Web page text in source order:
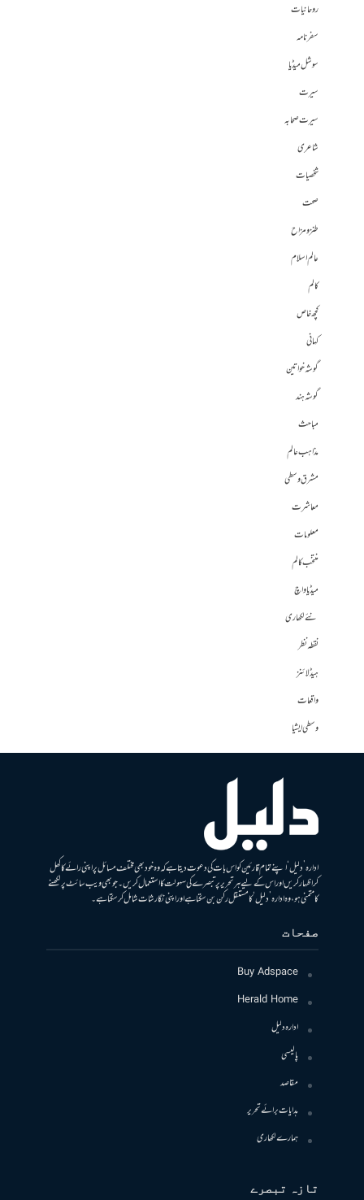
روحانیات
سفرنامہ
سوشل میڈیا
سیرت
سیرت صحابہ
شاعری
شخصیات
صحت
طنز و مزاح
عالم اسلام
کالم
کچھ خاص
کہانی
گوشہ خواتین
گوشہ ہند
مباحث
مذاہب عالم
مشرق وسطی
معاشرت
معلومات
منتخب کالم
میڈیا واچ
نئے لکھاری
نقطہ نظر
ہیڈلائنز
واقعات
وسطی ایشیا
ادارہ ’دلیل‘ اپنے تمام قارئین کو اس بات کی دعوت دیتا ہے کہ وہ خود بھی مختلف مسائل پر اپنی رائے کا کھل
کر اظہار کریں اور اس کے لیے ہر تحریر پر تبصرے کی سہولت کا استعمال کریں۔ جو بھی ویب سائٹ پر لکھنے
کا متمنی ہو، وہ ادارہ ’دلیل‘ کا مستقل رکن بن سکتا ہے اور اپنی نگارشات شامل کرسکتا ہے۔
صفحات
Buy Adspace
Herald Home
ادارہ دلیل
پالیسی
مقاصد
ہدایات برائے تحریر
ہمارے لکھاری
تازہ تبصرے